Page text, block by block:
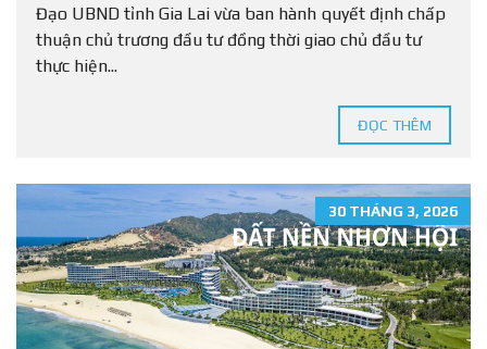
Đạo UBND tỉnh Gia Lai vừa ban hành quyết định chấp
thuận chủ trương đầu tư đồng thời giao chủ đầu tư
thực hiện...
ĐỌC THÊM
30 THÁNG 3, 2026